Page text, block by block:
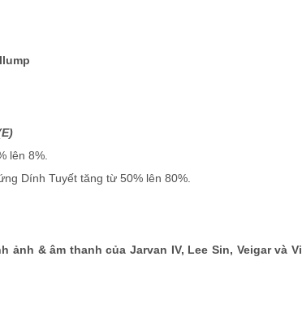
lên 8%.
Dính Tuyết tăng từ 50% lên 80%.
ảnh & âm thanh của Jarvan IV, Lee Sin, Veigar và Vi